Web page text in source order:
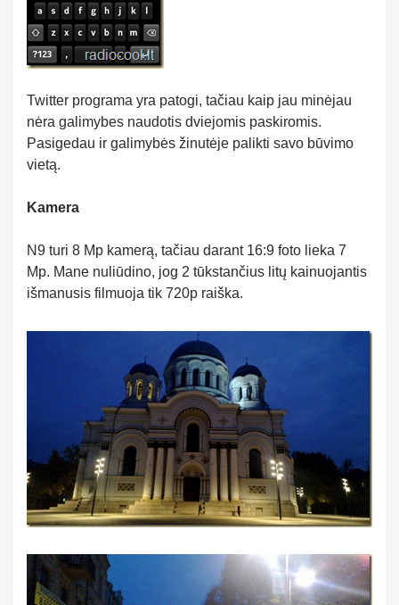
Twitter programa yra patogi, tačiau kaip jau minėjau
nėra galimybes naudotis dviejomis paskiromis.
Pasigedau ir galimybės žinutėje palikti savo būvimo
vietą.
Kamera
N9 turi 8 Mp kamerą, tačiau darant 16:9 foto lieka 7
Mp. Mane nuliūdino, jog 2 tūkstančius litų kainuojantis
išmanusis filmuoja tik 720p raiška.